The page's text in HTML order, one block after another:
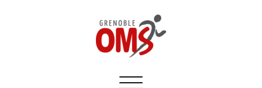
Afficher/masquer